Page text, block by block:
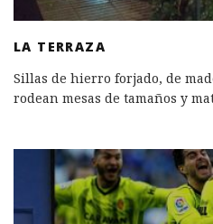
LA TERRAZA
Sillas de hierro forjado, de
rodean mesas de tamaños y